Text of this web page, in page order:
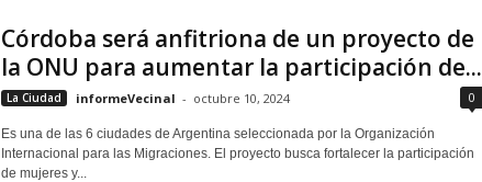
Córdoba será anfitriona de un proyecto de
la ONU para aumentar la participación de...
La Ciudad informeVecinal - octubre 10, 2024 0
Es una de las 6 ciudades de Argentina seleccionada por la Organización
Internacional para las Migraciones. El proyecto busca fortalecer la participación
de mujeres y...